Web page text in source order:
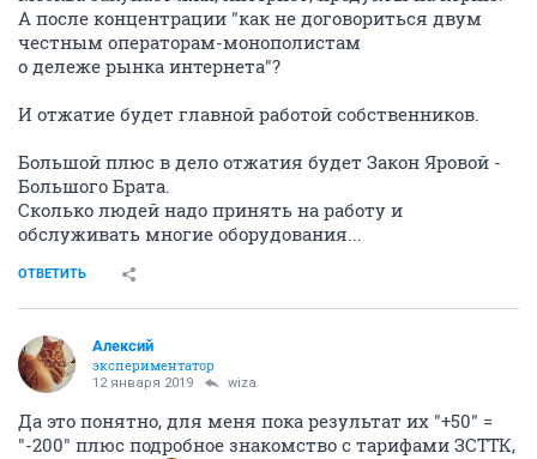
А после концентрации "как не договориться двум
честным операторам-монополистам
о дележе рынка интернета"?
И отжатие будет главной работой собственников.
Большой плюс в дело отжатия будет Закон Яровой -
Большого Брата.
Сколько людей надо принять на работу и
обслуживать многие оборудования...
ОТВЕТИТЬ
Алексий
экспериментатор
12 января 2019 wiza
Да это понятно, для меня пока результат их "+50" =
"-200" плюс подробное знакомство с тарифами ЗСТТК,